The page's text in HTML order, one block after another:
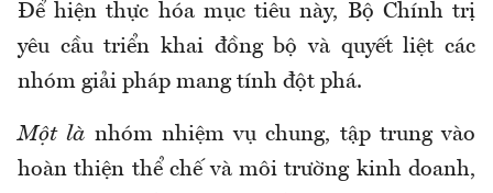
Để hiện thực hóa mục tiêu này, Bộ Chính trị
yêu cầu triển khai đồng bộ và quyết liệt các
nhóm giải pháp mang tính đột phá.
Một là nhóm nhiệm vụ chung, tập trung vào
hoàn thiện thể chế và môi trường kinh doanh,